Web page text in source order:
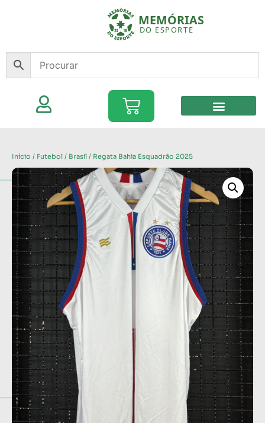
Início / Futebol / Brasil / Regata Bahia Esquadrão 2025